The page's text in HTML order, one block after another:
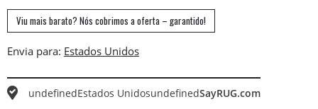
Viu mais barato? Nós cobrimos a oferta – garantido!
Envia para:
undefinedEstados UnidosundefinedSayRUG.com